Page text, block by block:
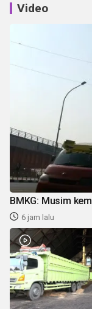
Video
BMKG: Musim
6 jam lalu